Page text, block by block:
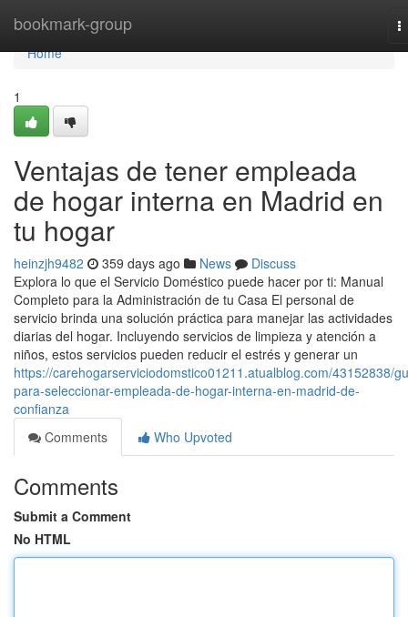
bookmark-group
Home
Home
1
Ventajas de tener empleada
de hogar interna en Madrid en
tu hogar
heinzjh9482 359 days ago News
Discuss
Explora lo que el Servicio Doméstico puede hacer por ti: Manual
Completo para la Administración de tu Casa El personal de
servicio brinda una solución práctica para manejar las actividades
diarias del hogar. Incluyendo servicios de limpieza y atención a
niños, estos servicios pueden reducir el estrés y generar un
https://carehogarserviciodomstico01211.atualblog.com/43152838/
para-seleccionar-empleada-de-hogar-interna-en-madrid-de-
confianza
Comments
Who Upvoted
Comments
Submit a Comment
No HTML